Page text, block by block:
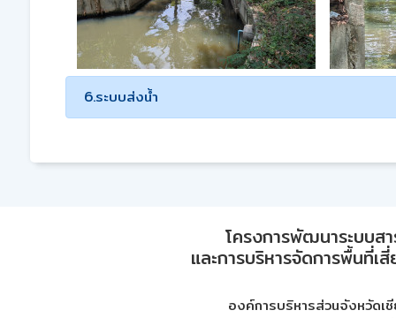
6.ระบบส่งน้ำ
โครงการพัฒนาระบบส
และการบริหารจัดการพื้นที่เ
องค์การบริหารส่วนจังหวัดเ